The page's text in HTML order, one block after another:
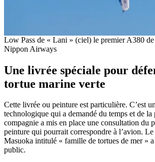
Low Pass de « Lani » (ciel) le premier A380
Nippon Airways
Une livrée spéciale pour
tortue marine verte
Cette livrée ou peinture est particulière. C’est
technologique qui a demandé du temps et de
compagnie a mis en place une consultation du
peinture qui pourrait correspondre à l’avion.
Masuoka intitulé « famille de tortues de mer »
public.